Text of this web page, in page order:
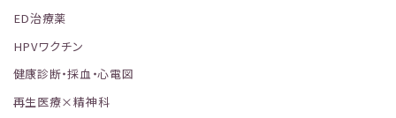
ED治療薬
HPVワクチン
健康診断・採血・心電図
再生医療×精神科